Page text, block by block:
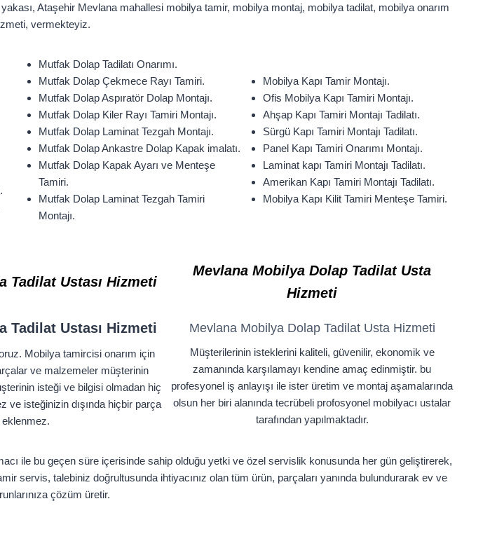
Ataşehir Mevlana mahallesi mobilya tamir, mobilya montaj, mobilya tadilat, mobilya onarım
vermekteyiz.
Mutfak Dolap Tadilatı Onarımı.
Mutfak Dolap Çekmece Rayı Tamiri.
Mutfak Dolap Aspıratör Dolap Montajı.
Mutfak Dolap Kiler Rayı Tamiri Montajı.
Mutfak Dolap Laminat Tezgah Montajı.
Mutfak Dolap Ankastre Dolap Kapak imalatı.
Mutfak Dolap Kapak Ayarı ve Menteşe
Tamiri.
Mutfak Dolap Laminat Tezgah Tamiri
Montajı.
Mobilya Kapı Tamir Montajı.
Ofis Mobilya Kapı Tamiri Montajı.
Ahşap Kapı Tamiri Montajı Tadilatı.
Sürgü Kapı Tamiri Montajı Tadilatı.
Panel Kapı Tamiri Onarımı Montajı.
Laminat kapı Tamiri Montajı Tadilatı.
Amerikan Kapı Tamiri Montajı Tadilatı.
Mobilya Kapı Kilit Tamiri Menteşe Tamiri.
Tadilat Ustası Hizmeti
MevlanaMobilya Dolap Tadilat Usta
Hizmeti
Tadilat Ustası Hizmeti
Mobilya tamircisi onarım için
ve malzemeler müşterinin
isteği ve bilgisi olmadan hiç
ve isteğinizin dışında hiçbir parça
eklenmez.
Mevlana Mobilya Dolap Tadilat Usta Hizmeti
Müşterilerinin isteklerini kaliteli, güvenilir, ekonomik ve
zamanında karşılamayı kendine amaç edinmiştir. bu
profesyonel iş anlayışı ile ister üretim ve montaj aşamalarında
olsun her biri alanında tecrübeli profosyonel mobilyacı ustalar
tarafından yapılmaktadır.
ile bu geçen süre içerisinde sahip olduğu yetki ve özel servislik konusunda her gün geliştirerek,
servis, talebiniz doğrultusunda ihtiyacınız olan tüm ürün, parçaları yanında bulundurarak ev ve
çözüm üretir.